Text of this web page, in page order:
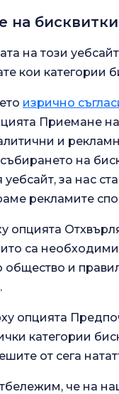
на
на този
кои категории
изрично
Приемане
и
на
уебсайт, за нас
рекламите
опцията
са
и
опцията
категории
от сега
че на